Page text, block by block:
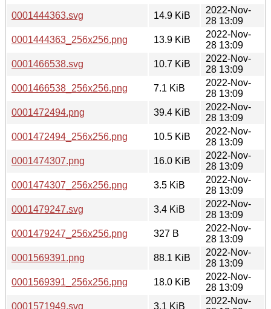
0001444363.svg
14.9 KiB
2022-Nov-
28 13:09
0001444363_256x256.png
13.9 KiB
2022-Nov-
28 13:09
0001466538.svg
10.7 KiB
2022-Nov-
28 13:09
0001466538_256x256.png
7.1 KiB
2022-Nov-
28 13:09
0001472494.png
39.4 KiB
2022-Nov-
28 13:09
0001472494_256x256.png
10.5 KiB
2022-Nov-
28 13:09
0001474307.png
16.0 KiB
2022-Nov-
28 13:09
0001474307_256x256.png
3.5 KiB
2022-Nov-
28 13:09
0001479247.svg
3.4 KiB
2022-Nov-
28 13:09
0001479247_256x256.png
327 B
2022-Nov-
28 13:09
0001569391.png
88.1 KiB
2022-Nov-
28 13:09
0001569391_256x256.png
18.0 KiB
2022-Nov-
28 13:09
0001571949.svg
3.1 KiB
2022-Nov-